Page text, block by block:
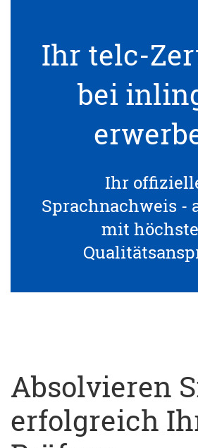
Ihr telc-
bei
Ihr
Sprachnachweis -
mit
Absolvieren
erfolgreich